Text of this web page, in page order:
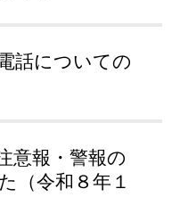
話についての
意報・警報の
（令和８年１